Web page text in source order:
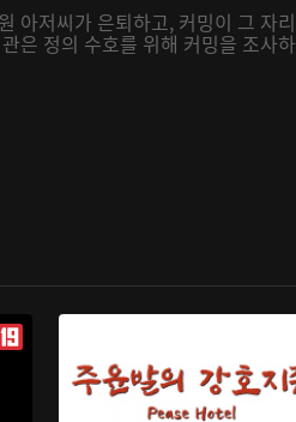
아저씨가 은퇴하고, 커밍이 그 자리
은 정의 수호를 위해 커밍을 조사하